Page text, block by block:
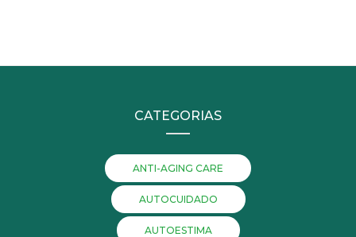
CATEGORIAS
ANTI-AGING CARE
AUTOCUIDADO
AUTOESTIMA